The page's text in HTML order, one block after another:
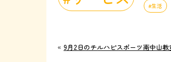
生活
« 9月2日のチルハピスポーツ南中山